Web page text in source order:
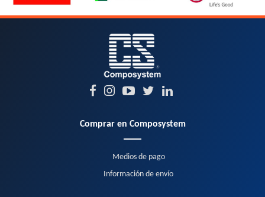
Comprar en Composystem
Medios de pago
Información de envío